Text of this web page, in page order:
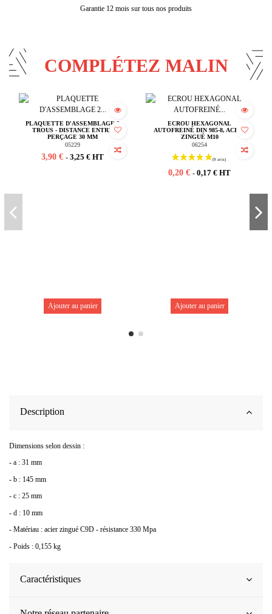
Garantie 12 mois sur tous nos produits
COMPLÉTEZ MALIN
PLAQUETTE D'ASSEMBLAGE 2
TROUS - DISTANCE ENTRE
PERÇAGE 30 MM
05229
3,90 € - 3,25 € HT
Ajouter au panier
ECROU HEXAGONAL
AUTOFREINÉ DIN 985-8, ACIER
ZINGUÉ M10
06254
0,20 € - 0,17 € HT
Ajouter au panier
Description
Dimensions selon dessin :
- a : 31 mm
- b : 145 mm
- c : 25 mm
- d : 10 mm
- Matériau : acier zingué C9D - résistance 330 Mpa
- Poids : 0,155 kg
Caractéristiques